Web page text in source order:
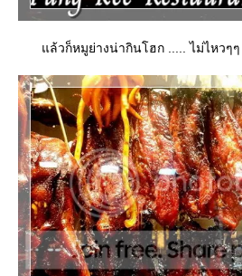
ล้วก็หมูย่างน่ากินโฮก ..... ไม่ไหวๆ